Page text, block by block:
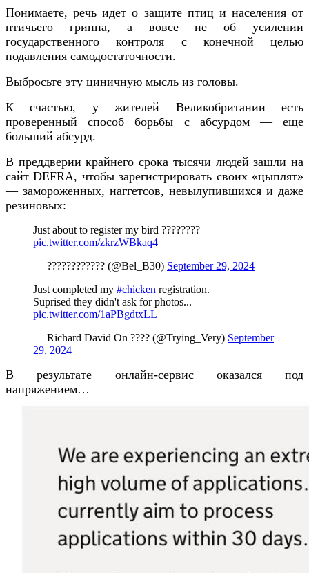
Понимаете, речь идет о защите птиц и населения от
птичьего гриппа, а вовсе не об усилении
государственного контроля с конечной целью
подавления самодостаточности.
Выбросьте эту циничную мысль из головы.
К счастью, у жителей Великобритании есть
проверенный способ борьбы с абсурдом — еще
больший абсурд.
В преддверии крайнего срока тысячи людей зашли на
сайт DEFRA, чтобы зарегистрировать своих «цыплят»
— замороженных, наггетсов, невылупившихся и даже
резиновых:
Just about to register my bird ????????
pic.twitter.com/zkrzWBkaq4
— ???????????? (@Bel_B30) September 29, 2024
Just completed my #chicken registration.
Suprised they didn't ask for photos...
pic.twitter.com/1aPBgdtxLL
— Richard David On ???? (@Trying_Very) September
29, 2024
В результате онлайн-сервис оказался под
напряжением…